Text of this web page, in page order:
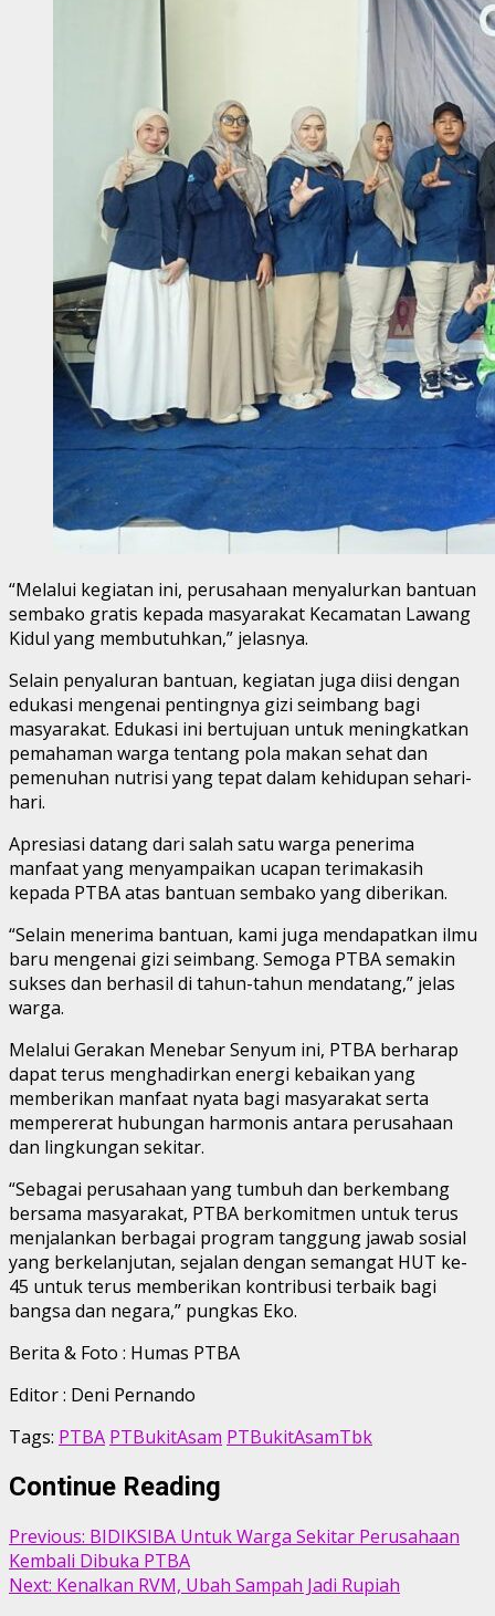
“Melalui kegiatan ini, perusahaan menyalurkan bantuan
sembako gratis kepada masyarakat Kecamatan Lawang
Kidul yang membutuhkan,” jelasnya.
Selain penyaluran bantuan, kegiatan juga diisi dengan
edukasi mengenai pentingnya gizi seimbang bagi
masyarakat. Edukasi ini bertujuan untuk meningkatkan
pemahaman warga tentang pola makan sehat dan
pemenuhan nutrisi yang tepat dalam kehidupan sehari-
hari.
Apresiasi datang dari salah satu warga penerima
manfaat yang menyampaikan ucapan terimakasih
kepada PTBA atas bantuan sembako yang diberikan.
“Selain menerima bantuan, kami juga mendapatkan ilmu
baru mengenai gizi seimbang. Semoga PTBA semakin
sukses dan berhasil di tahun-tahun mendatang,” jelas
warga.
Melalui Gerakan Menebar Senyum ini, PTBA berharap
dapat terus menghadirkan energi kebaikan yang
memberikan manfaat nyata bagi masyarakat serta
mempererat hubungan harmonis antara perusahaan
dan lingkungan sekitar.
“Sebagai perusahaan yang tumbuh dan berkembang
bersama masyarakat, PTBA berkomitmen untuk terus
menjalankan berbagai program tanggung jawab sosial
yang berkelanjutan, sejalan dengan semangat HUT ke-
45 untuk terus memberikan kontribusi terbaik bagi
bangsa dan negara,” pungkas Eko.
Berita & Foto : Humas PTBA
Editor : Deni Pernando
Tags: PTBA PTBukitAsam PTBukitAsamTbk
Continue Reading
Previous: BIDIKSIBA Untuk Warga Sekitar Perusahaan
Kembali Dibuka PTBA
Next: Kenalkan RVM, Ubah Sampah Jadi Rupiah